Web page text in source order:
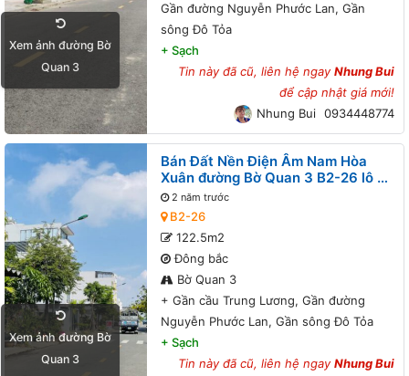
Xem ảnh đường Bờ
Quan 3
Gần đường Nguyễn Phước Lan, Gần
sông Đô Tỏa
+ Sạch
Tin này đã cũ, liên hệ ngayNhung Bui
để cập nhật giá mới!
Nhung Bui 0934448774
Xem ảnh đường Bờ
Quan 3
Bán Đất Nền Điện Âm Nam Hòa
Xuân đường Bờ Quan 3 B2-26 lô 2x
- Gần cầu Trung Lương, Gần đường
Nguyễn Phước Lan, Gần sông Đô
Tỏa
2 năm trước
B2-26
122.5m2
Đông bắc
Bờ Quan 3
+ Gần cầu Trung Lương, Gần đường
Nguyễn Phước Lan, Gần sông Đô Tỏa
+ Sạch
Tin này đã cũ, liên hệ ngayNhung Bui